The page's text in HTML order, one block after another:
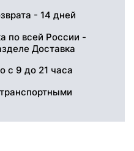
- 14 дней
по всей России -
Доставка
с 9 до 21 часа